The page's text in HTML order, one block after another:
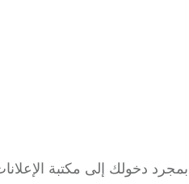
دخولك إلىمكتبة الإعلانات ،